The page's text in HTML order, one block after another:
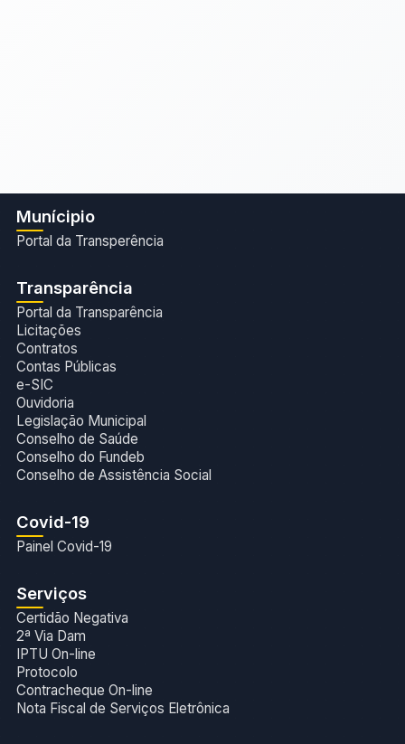
Munícipio
Portal da Transperência
Transparência
Portal da Transparência
Licitações
Contratos
Contas Públicas
e-SIC
Ouvidoria
Legislação Municipal
Conselho de Saúde
Conselho do Fundeb
Conselho de Assistência Social
Covid-19
Painel Covid-19
Serviços
Certidão Negativa
2ª Via Dam
IPTU On-line
Protocolo
Contracheque On-line
Nota Fiscal de Serviços Eletrônica